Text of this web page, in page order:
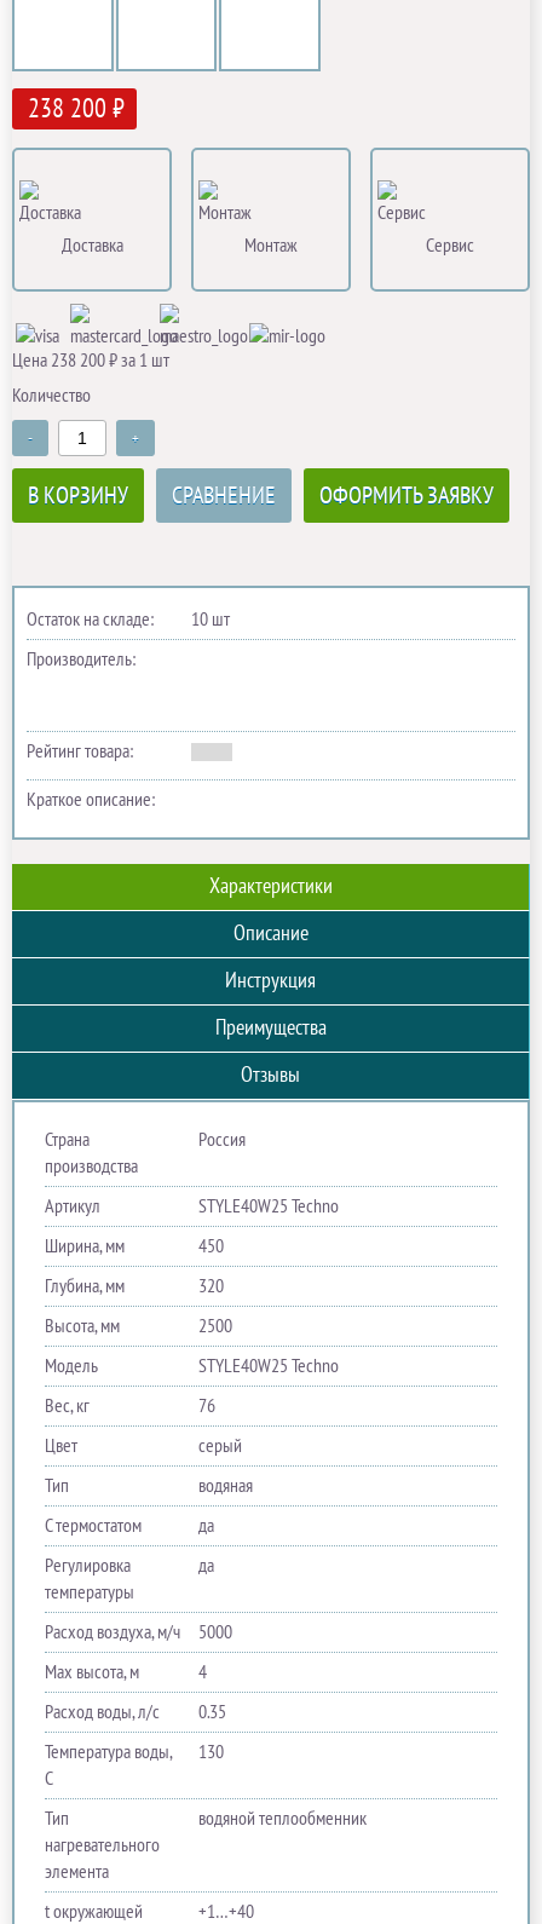
238 200 ₽
Доставка Монтаж Сервис
Цена 238 200 ₽ за 1 шт
Количество
- +
В КОРЗИНУ СРАВНЕНИЕ ОФОРМИТЬ ЗАЯВКУ
Остаток на складе:
10 шт
Производитель:
Рейтинг товара:
Краткое описание:
Характеристики
Описание
Инструкция
Преимущества
Отзывы
Страна
производства
Россия
Артикул
STYLE40W25 Techno
Ширина, мм
450
Глубина, мм
320
Высота, мм
2500
Модель
STYLE40W25 Techno
Вес, кг
76
Цвет
серый
Тип
водяная
С термостатом
да
Регулировка
температуры
да
Расход воздуха, м/ч
5000
Max высота, м
4
Расход воды, л/с
0.35
Температура воды,
C
130
Тип
нагревательного
элемента
водяной теплообменник
t окружающей
+1…+40